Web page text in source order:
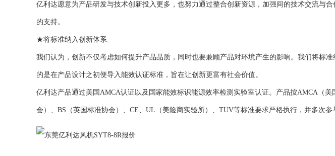
亿利达愿意为产品研发与技术创新投入更多，也努力通过整合创新资源，加强间的技术交流与
的支持。
★将标准纳入创新体系
我们认为，创新不仅考虑如何提升产品品质，同时也要兼顾产品对环境产生的影响。我们将标
的是在产品设计之初便导入能效认证标准，旨在让创新更富有社会价值。
亿利达产品通过美国AMCA认证以及国家能效标识能源效率检测实验室认证。产品按AMCA（
会）、BS（英国标准协会）、CE、UL（美险商实验所）、TUV等标准要求严格执行，并多次参